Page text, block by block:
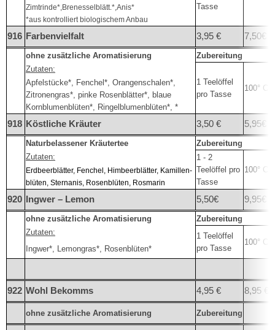
Tasse
Zimtrinde*,Brenesselblätt.*,Anis*
*aus kontrolliert biologischem Anbau
916 Farbenvielfalt 3,95 € 7,50€
ohne zusätzliche Aromatisierung
Zubereitung
Zutaten:
1 Teelöffel
pro Tasse
100° C
Apfelstücke*, Fenchel*, Orangenschalen*,
Zitronengras*, pinke Rosenblätter*, blaue
Kornblumenblüten*, Ringelblumenblüten*, *
918 Köstliche Kräuter 3,50 € 5,95€
Naturbelassener Kräutertee
Zubereitung
Zutaten:
1 - 2
Teelöffel pro
Tasse
100° C
Erdbeerblätter, Fenchel, Himbeerblätter, Kamillen-
blüten, Sternanis, Rosenblüten, Rosmarin
920 Ingwer – Lemon 5,50€ 9,95€
ohne zusätzliche Aromatisierung
Zubereitung
Zutaten:
1 Teelöffel
pro Tasse
100° C
Ingwer*, Lemongras*, Rosenblüten*
922 Wohl Bekomms 4,95 € 8,95 €
ohne zusätzliche Aromatisierung Zubereitung